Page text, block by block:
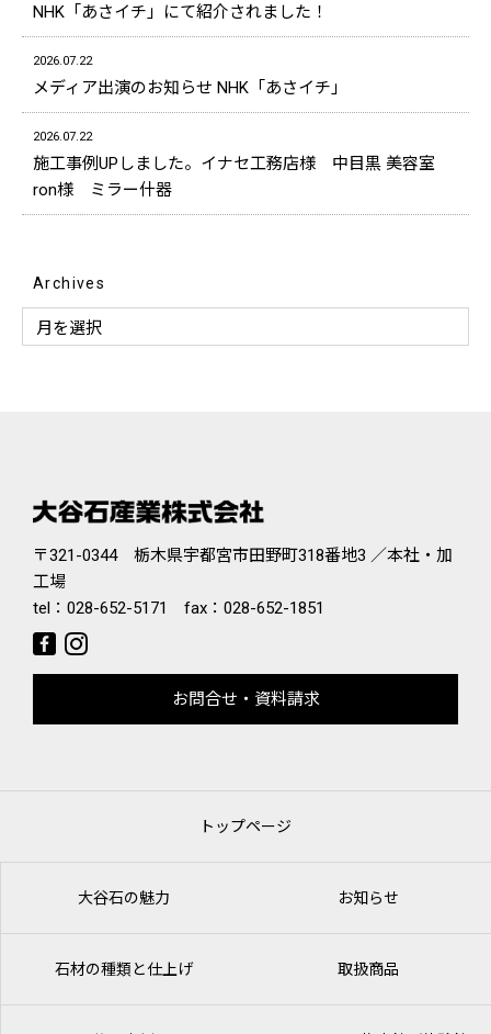
NHK「あさイチ」にて紹介されました！
2026.07.22
メディア出演のお知らせ NHK「あさイチ」
2026.07.22
施工事例UPしました。イナセ工務店様 中目黒 美容室
ron様 ミラー什器
Archives
〒321-0344 栃木県宇都宮市田野町318番地3 ／本社・加
工場
tel： 028-652-5171 fax：028-652-1851
お問合せ・資料請求
トップページ
大谷石の魅力 お知らせ
石材の種類と仕上げ 取扱商品